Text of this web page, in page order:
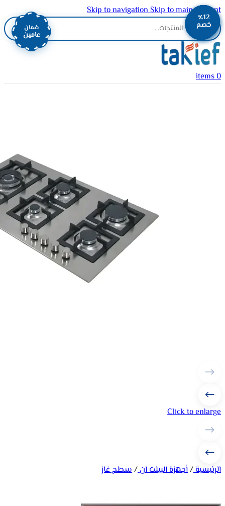
Skip to navigationSkip to main content
0
items
٪12
خصم ضمان
عامين
Click to enlarge
الرئيسية/أجهزة البيلت ان/سطح غاز
٪13
خصم
٪13
خصم
٪11
خصم
٪12
خصم